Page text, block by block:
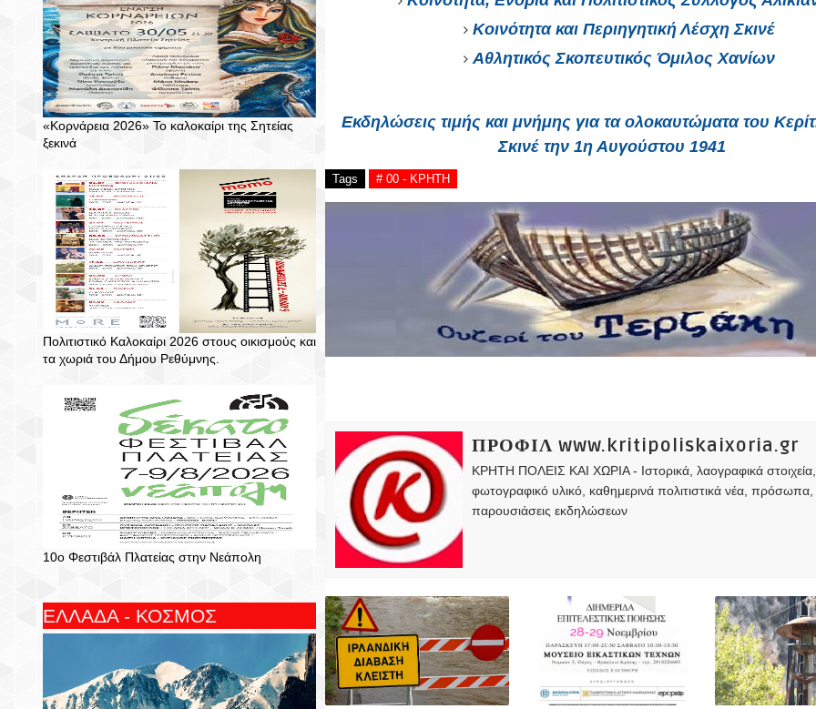
«Κορνάρεια 2026» Το καλοκαίρι της Σητείας
ξεκινά
Πολιτιστικό Καλοκαίρι 2026 στους οικισμούς και
τα χωριά του Δήμου Ρεθύμνης.
10ο Φεστιβάλ Πλατείας στην Νεάπολη
ΕΛΛΑΔΑ - ΚΟΣΜΟΣ
Κοινότητα και Περιηγητική Λέσχη Σκινέ
Αθλητικός Σκοπευτικός Όμιλος Χανίων
Εκδηλώσεις τιμής και μνήμης για τα ολοκαυτώματα του
Σκινέ την 1η Αυγούστου 1941
Tags # 00 - ΚΡΗΤΗ
ΠΡΟΦΙΛ www.kritipoliskaixoria.gr
ΚΡΗΤΗ ΠΟΛΕΙΣ ΚΑΙ ΧΩΡΙΑ - Ιστορικά, λαογραφικά
φωτογραφικό υλικό, καθημερινά πολιτιστικά νέα, πρόσωπα,
παρουσιάσεις εκδηλώσεων